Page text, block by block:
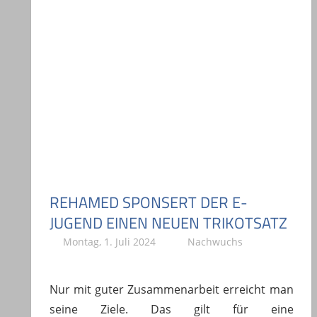
REHAMED SPONSERT DER E-
JUGEND EINEN NEUEN TRIKOTSATZ
Montag, 1. Juli 2024 Stephan P.
Nachwuchs
Nur mit guter Zusammenarbeit erreicht man
seine Ziele. Das gilt für eine